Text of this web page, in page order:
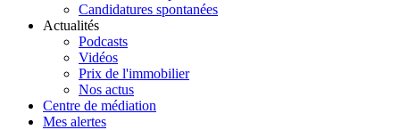
Candidatures spontanées
Actualités
Podcasts
Vidéos
Prix de l'immobilier
Nos actus
Centre de médiation
Mes alertes